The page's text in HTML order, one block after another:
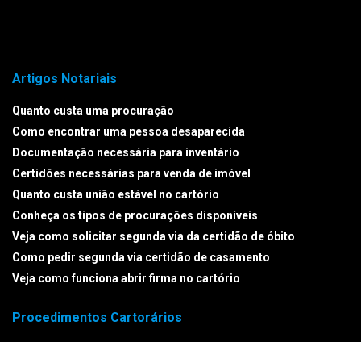
Artigos Notariais
Quanto custa uma procuração
Como encontrar uma pessoa desaparecida
Documentação necessária para inventário
Certidões necessárias para venda de imóvel
Quanto custa união estável no cartório
Conheça os tipos de procurações disponíveis
Veja como solicitar segunda via da certidão de óbito
Como pedir segunda via certidão de casamento
Veja como funciona abrir firma no cartório
Procedimentos Cartorários